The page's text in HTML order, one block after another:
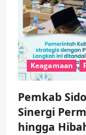
Keagamaan
Pemkab
Sinergi
hingga